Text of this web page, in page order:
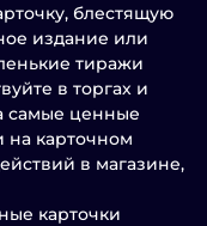
блестящую
издание или
тиражи
в торгах и
самые ценные
на карточном
в магазине,
карточки